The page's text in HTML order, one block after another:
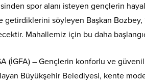
spor alanı isteyen gençlerin
getirdiklerini söyleyen Başkan
Mahallemiz için bu daha
(İGFA) – Gençlerin konforlu ve
Büyükşehir Belediyesi, kente